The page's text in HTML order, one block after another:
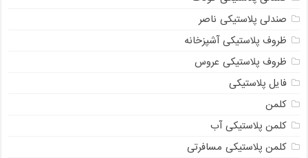
صندلی پلاستیکی ناصر
ظروف پلاستیکی آشپزخانه
ظروف پلاستیکی عروس
فایل پلاستیکی
کلمن
کلمن پلاستیکی آب
کلمن پلاستیکی مسافرتی